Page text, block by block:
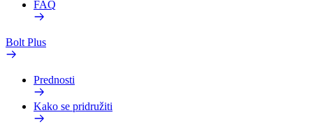
FAQ
Bolt Plus
Prednosti
Kako se pridružiti